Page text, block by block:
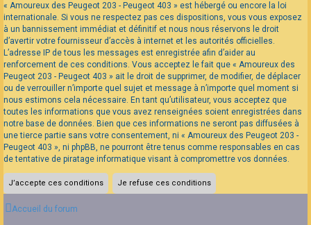
« Amoureux des Peugeot 203 - Peugeot 403 » est hébergé ou encore la loi
internationale. Si vous ne respectez pas ces dispositions, vous vous exposez
à un bannissement immédiat et définitif et nous nous réservons le droit
d’avertir votre fournisseur d’accès à internet et les autorités officielles.
L’adresse IP de tous les messages est enregistrée afin d’aider au
renforcement de ces conditions. Vous acceptez le fait que « Amoureux des
Peugeot 203 - Peugeot 403 » ait le droit de supprimer, de modifier, de déplacer
ou de verrouiller n’importe quel sujet et message à n’importe quel moment si
nous estimons cela nécessaire. En tant qu’utilisateur, vous acceptez que
toutes les informations que vous avez renseignées soient enregistrées dans
notre base de données. Bien que ces informations ne seront pas diffusées à
une tierce partie sans votre consentement, ni « Amoureux des Peugeot 203 -
Peugeot 403 », ni phpBB, ne pourront être tenus comme responsables en cas
de tentative de piratage informatique visant à compromettre vos données.
Accueil du forum